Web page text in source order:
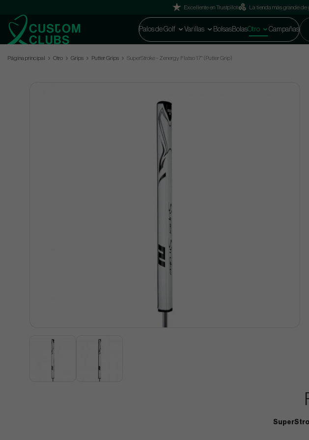
Excellente en Trustpilot La tienda más grande de
Palos de Golf Varillas BolsasBolasOtro Campañas
Página principal Otro Grips Putter Grips SuperStroke - Zenergy Flatso 17" (Putter Grip)